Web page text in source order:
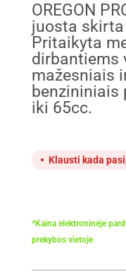
OREGON
juosta
Pritaikyta
dirbantiems
mažesniais
benzininiais
iki 65cc.
Klausti kada
*Kaina elektroninėje
prekybos vietoje